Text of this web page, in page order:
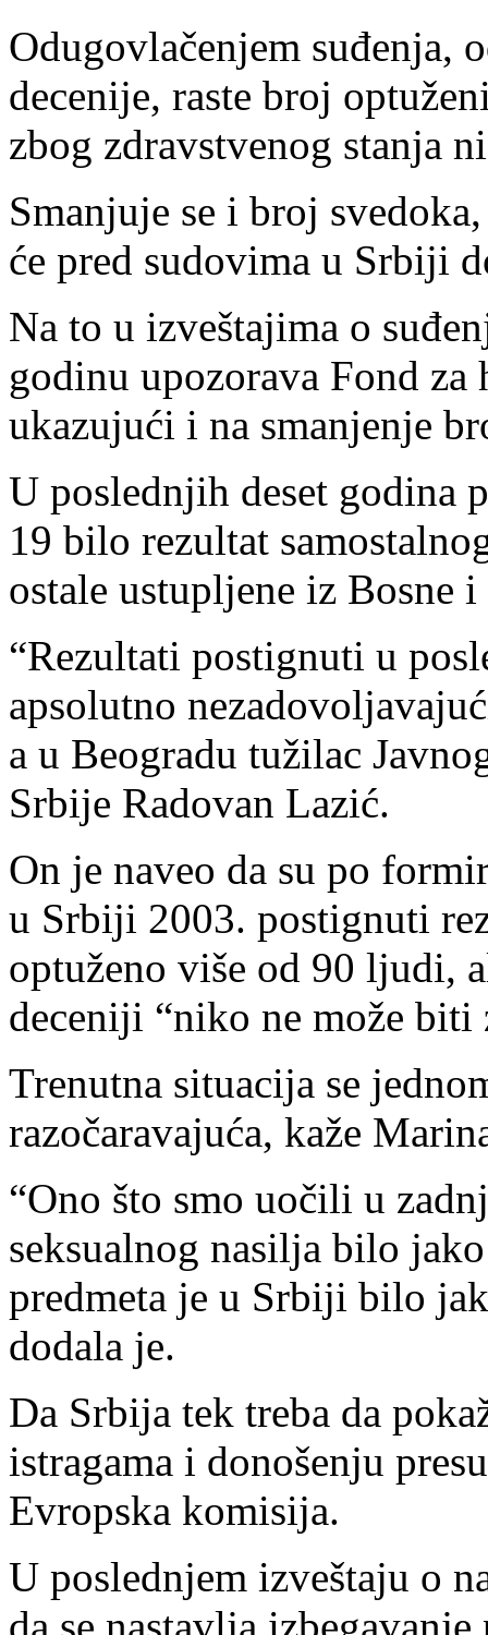
Odugovlačenjem suđenja,
decenije, raste broj
zbog zdravstvenog stanja
Smanjuje se i broj
će pred sudovima u Srbiji
Na to u izveštajima o
godinu upozorava Fond
ukazujući i na smanjenje
U poslednjih deset godina
19 bilo rezultat
ostale ustupljene iz Bosne
“Rezultati postignuti u
apsolutno
a u Beogradu tužilac
Srbije Radovan Lazić.
On je naveo da su po
u Srbiji 2003. postignuti
optuženo više od 90 ljudi,
deceniji “niko ne može biti
Trenutna situacija se
razočaravajuća, kaže
“Ono što smo uočili u
seksualnog nasilja bilo
predmeta je u Srbiji bilo
dodala je.
Da Srbija tek treba da
istragama i donošenju
Evropska komisija.
U poslednjem izveštaju o
da se nastavlja